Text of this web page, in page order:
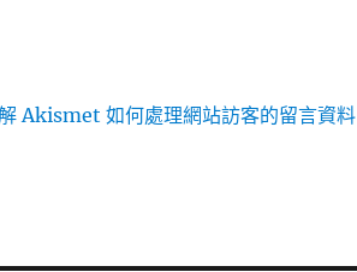
Akismet 如何處理網站訪客的留言資料